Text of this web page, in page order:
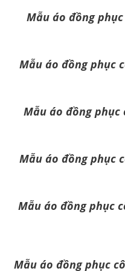
Mẫu áo đồng
Mẫu áo đồng phục
Mẫu áo đồng phục
Mẫu áo đồng phục
Mẫu áo đồng phục
Mẫu áo đồng phục